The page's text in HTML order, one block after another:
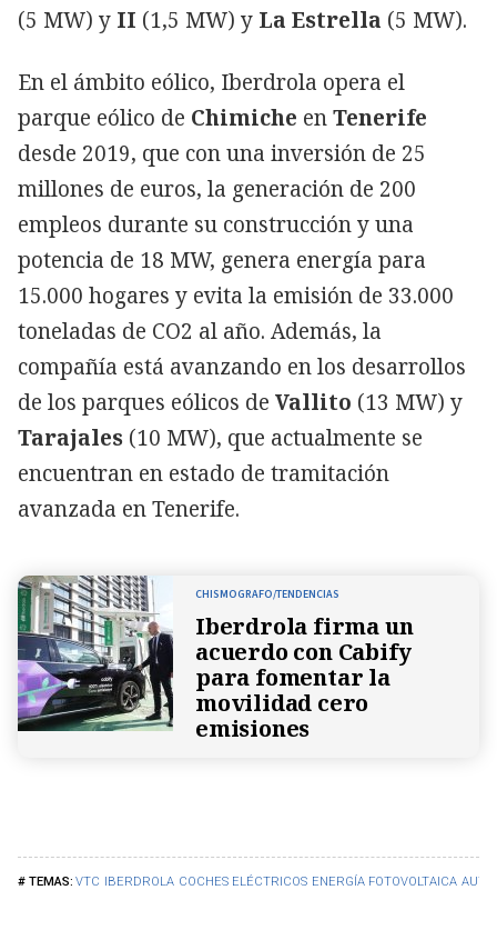
VTC IBERDROLA COCHES ELÉCTRICOS ENERGÍA FOTOVOLTAICA
(5 MW) y II (1,5 MW) y La Estrella (5 MW).
En el ámbito eólico, Iberdrola opera el
parque eólico de Chimiche enTenerife
desde 2019, que con una inversión de 25
millones de euros, la generación de 200
empleos durante su construcción y una
potencia de 18 MW, genera energía para
15.000 hogares y evita la emisión de 33.000
toneladas de CO2 al año. Además, la
compañía está avanzando en los desarrollos
de los parques eólicos de Vallito (13 MW) y
Tarajales (10 MW), que actualmente se
encuentran en estado de tramitación
avanzada en Tenerife.
CHISMOGRAFO/TENDENCIAS
Iberdrola firma un
acuerdo con Cabify
para fomentar la
movilidad cero
emisiones